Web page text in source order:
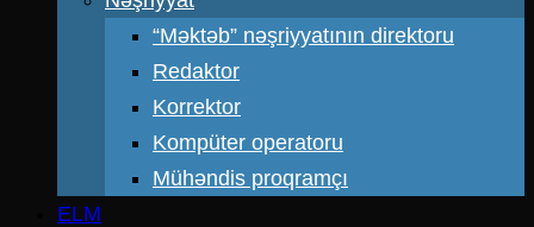
“Məktəb” nəşriyyatının direktoru
Redaktor
Korrektor
Kompüter operatoru
Mühəndis proqramçı
ELM